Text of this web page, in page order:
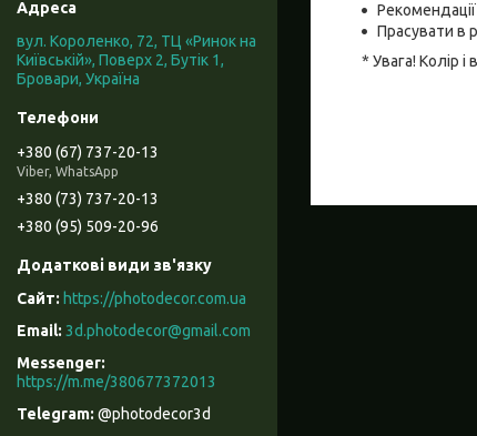
Прасувати в
* Увага! Колір
вул. Короленко, 72, ТЦ «Ринок на
Київській», Поверх 2, Бутік 1,
Бровари, Україна
+380 (67) 737-20-13
Viber, WhatsApp
+380 (73) 737-20-13
+380 (95) 509-20-96
https://photodecor.com.ua
3d.photodecor@gmail.com
https://m.me/380677372013
@photodecor3d